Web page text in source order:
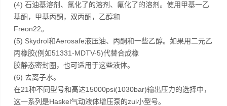
(4) 石油基溶剂、氯化了的溶剂、氟化了的溶剂。使用甲基一乙
基酮，甲基丙酮，双丙酮，乙醇和
Freon22。
(5) Skydrol和Aerosafe液压油、丙酮和一些乙醇。如果用二元乙
丙橡胶(例如51331-MDTV-5)代替合成橡
胶静态密封圈，也可适用于这些液体。
(6) 去离子水。
在21种不同型号和高达15000psi(1030bar)输出压力的选择中，
这一系列是Haskel气动液体增压泵的zui小型号。